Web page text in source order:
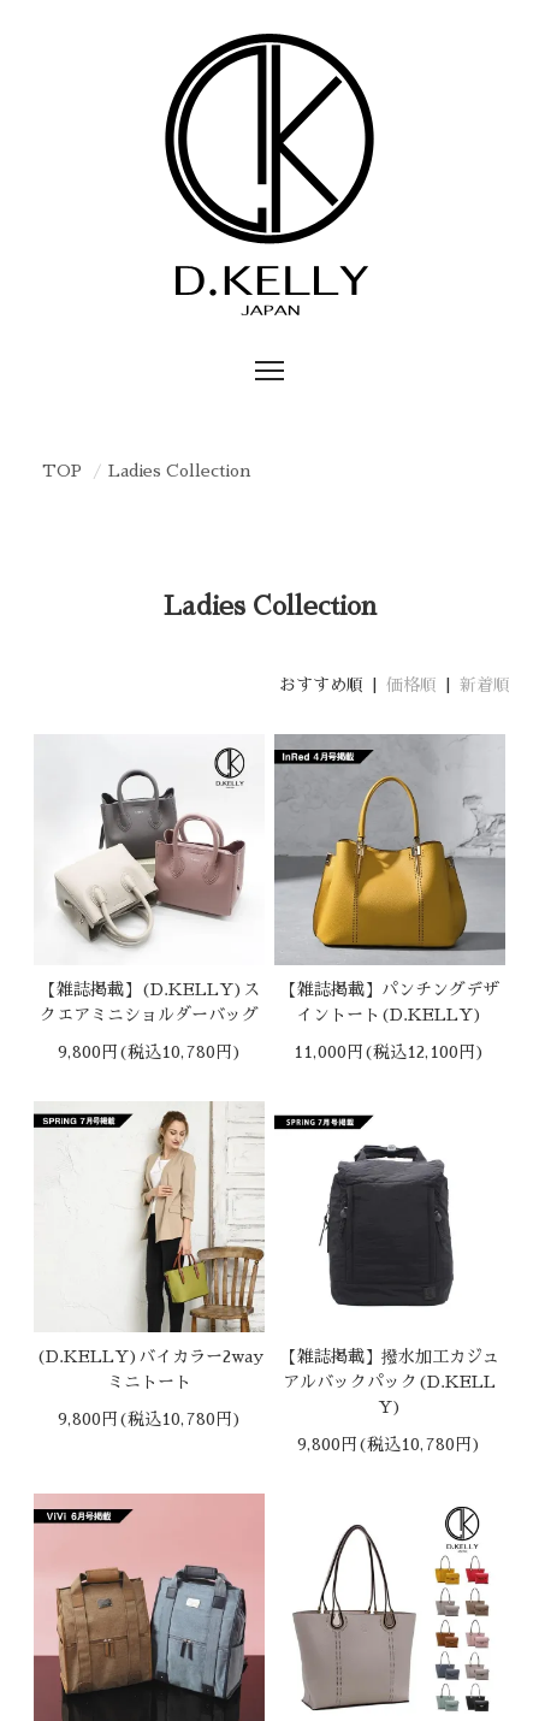
TOP Ladies Collection
Ladies Collection
おすすめ順 | 価格順 新着順
【雑誌掲載】(D.KELLY)ス
クエアミニショルダーバッグ
9,800円(税込10,780円)
【雑誌掲載】パンチングデザ
イントート(D.KELLY)
11,000円(税込12,100円)
(D.KELLY)バイカラー2way
ミニトート
9,800円(税込10,780円)
【雑誌掲載】撥水加工カジュ
アルバックパック(D.KELL
Y)
9,800円(税込10,780円)